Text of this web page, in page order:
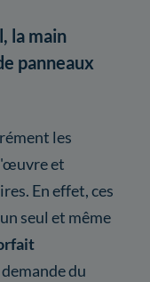
la main
panneaux
les
et
En effet, ces
seul et même
du